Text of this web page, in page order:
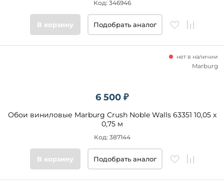
Код: 346946
В корзину Подобрать аналог
6 500 ₽
Обои виниловые Marburg Crush Noble Walls 63351 10,05 x
0,75 м
нет в наличии
Код: 387144
Marburg
В корзину Подобрать аналог